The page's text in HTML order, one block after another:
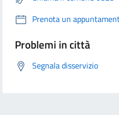
Prenota un
Problemi in città
Segnala disservizio